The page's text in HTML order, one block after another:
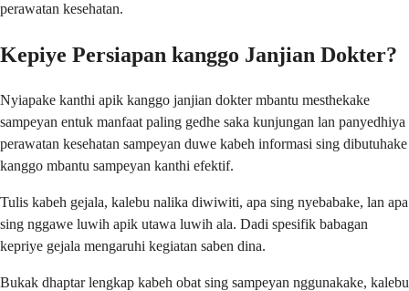
perawatan kesehatan.
Kepiye Persiapan kanggo Janjian Dokter?
Nyiapake kanthi apik kanggo janjian dokter mbantu mesthekake
sampeyan entuk manfaat paling gedhe saka kunjungan lan panyedhiya
perawatan kesehatan sampeyan duwe kabeh informasi sing dibutuhake
kanggo mbantu sampeyan kanthi efektif.
Tulis kabeh gejala, kalebu nalika diwiwiti, apa sing nyebabake, lan apa
sing nggawe luwih apik utawa luwih ala. Dadi spesifik babagan
kepriye gejala mengaruhi kegiatan saben dina.
Bukak dhaptar lengkap kabeh obat sing sampeyan nggunakake, kalebu